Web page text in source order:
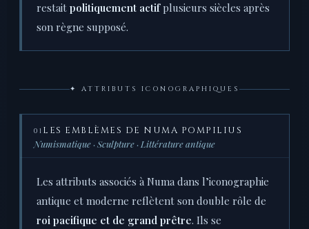
restait politiquement actifplusieurs siècles après
son règne supposé.
✦ ATTRIBUTS ICONOGRAPHIQUES
01 LES EMBLÈMES DE NUMA POMPILIUS
Numismatique · Sculpture · Littérature antique
Les attributs associés à Numa dans l’iconographie
antique et moderne reflètent son double rôle de
roi pacifique et de grand prêtre. Ils se